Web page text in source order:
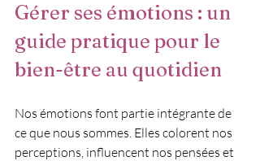
Gérer ses émotions : un
guide pratique pour le
bien-être au quotidien
Nos émotions font partie intégrante de
ce que nous sommes. Elles colorent nos
perceptions, influencent nos pensées et